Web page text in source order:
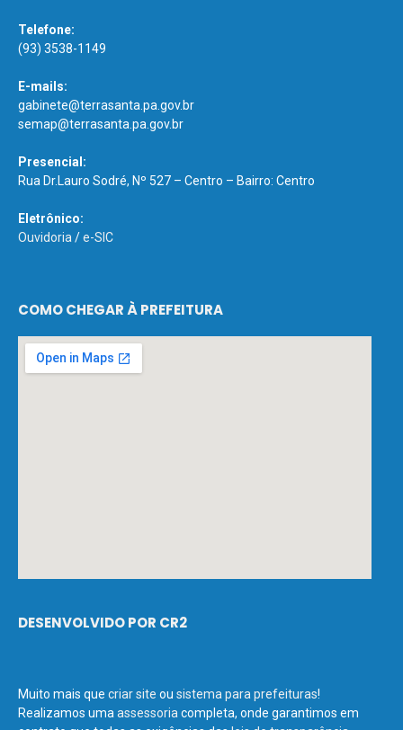
Telefone:
(93) 3538-1149
E-mails:
gabinete@terrasanta.pa.gov.br
semap@terrasanta.pa.gov.br
Presencial:
Rua Dr.Lauro Sodré, Nº 527 – Centro – Bairro: Centro
Eletrônico:
Ouvidoria /e-SIC
COMO CHEGAR À PREFEITURA
DESENVOLVIDO POR CR2
Muito mais que criar site ou sistema para prefeituras!
Realizamos uma assessoria completa, onde garantimos em